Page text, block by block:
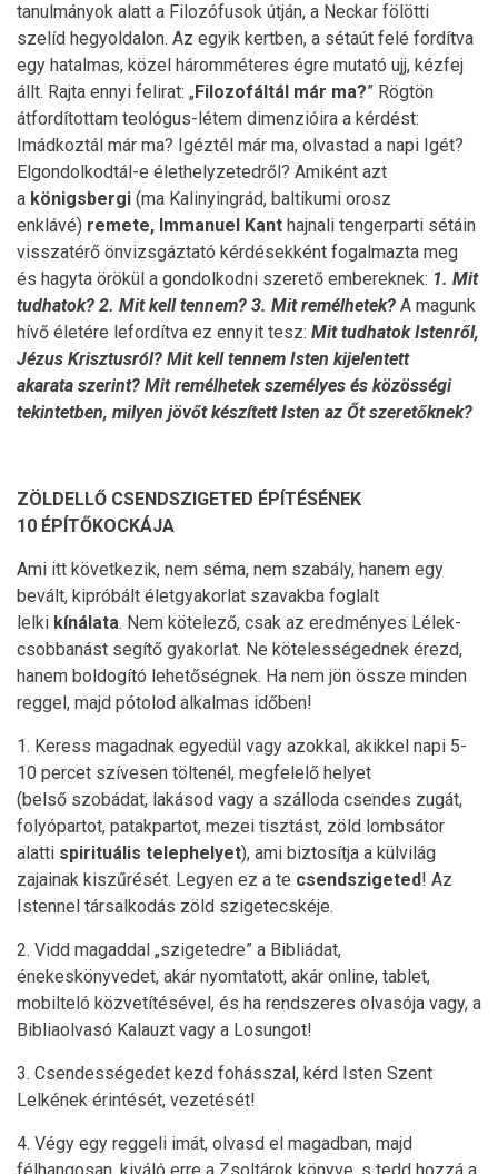
tanulmányok alatt a Filozófusok útján, a Neckar fölötti
szelíd hegyoldalon. Az egyik kertben, a sétaút felé fordítva
egy hatalmas, közel háromméteres égre mutató ujj, kézfej
állt. Rajta ennyi felirat: „Filozofáltál már ma?” Rögtön
átfordítottam teológus-létem dimenzióira a kérdést:
Imádkoztál már ma? Igéztél már ma, olvastad a napi Igét?
Elgondolkodtál-e élethelyzetedről? Amiként azt
a königsbergi (ma Kalinyingrád, baltikumi orosz
enklávé) remete, Immanuel Kant hajnali tengerparti sétáin
visszatérő önvizsgáztató kérdésekként fogalmazta meg
és hagyta örökül a gondolkodni szerető embereknek: 1. Mit
tudhatok? 2. Mit kell tennem? 3. Mit remélhetek? A magunk
hívő életére lefordítva ez ennyit tesz: Mit tudhatok Istenről,
Jézus Krisztusról? Mit kell tennem Isten kijelentett
akarata szerint? Mit remélhetek személyes és közösségi
tekintetben, milyen jövőt készített Isten az Őt szeretőknek?
ZÖLDELLŐ CSENDSZIGETED ÉPÍTÉSÉNEK
10 ÉPÍTŐKOCKÁJA
Ami itt következik, nem séma, nem szabály, hanem egy
bevált, kipróbált életgyakorlat szavakba foglalt
lelki kínálata. Nem kötelező, csak az eredményes Lélek-
csobbanást segítő gyakorlat. Ne kötelességednek érezd,
hanem boldogító lehetőségnek. Ha nem jön össze minden
reggel, majd pótolod alkalmas időben!
1. Keress magadnak egyedül vagy azokkal, akikkel napi 5-
10 percet szívesen töltenél, megfelelő helyet
(belső szobádat, lakásod vagy a szálloda csendes zugát,
folyópartot, patakpartot, mezei tisztást, zöld lombsátor
alatti spirituális telephelyet), ami biztosítja a külvilág
zajainak kiszűrését. Legyen ez a te csendszigeted! Az
Istennel társalkodás zöld szigetecskéje.
2. Vidd magaddal „szigetedre” a Bibliádat,
énekeskönyvedet, akár nyomtatott, akár online, tablet,
mobilteló közvetítésével, és ha rendszeres olvasója vagy, a
Bibliaolvasó Kalauzt vagy a Losungot!
3. Csendességedet kezd fohásszal, kérd Isten Szent
Lelkének érintését, vezetését!
4. Végy egy reggeli imát, olvasd el magadban, majd